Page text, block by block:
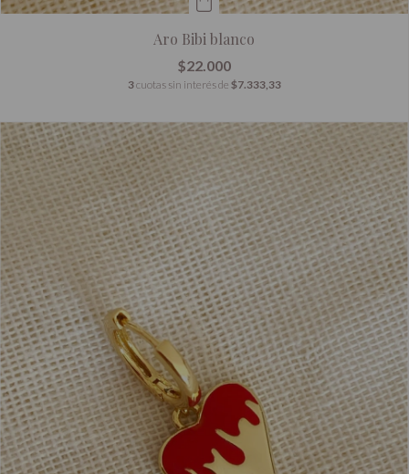
Aro Bibi blanco
$22.000
3cuotas sin interés de $7.333,33